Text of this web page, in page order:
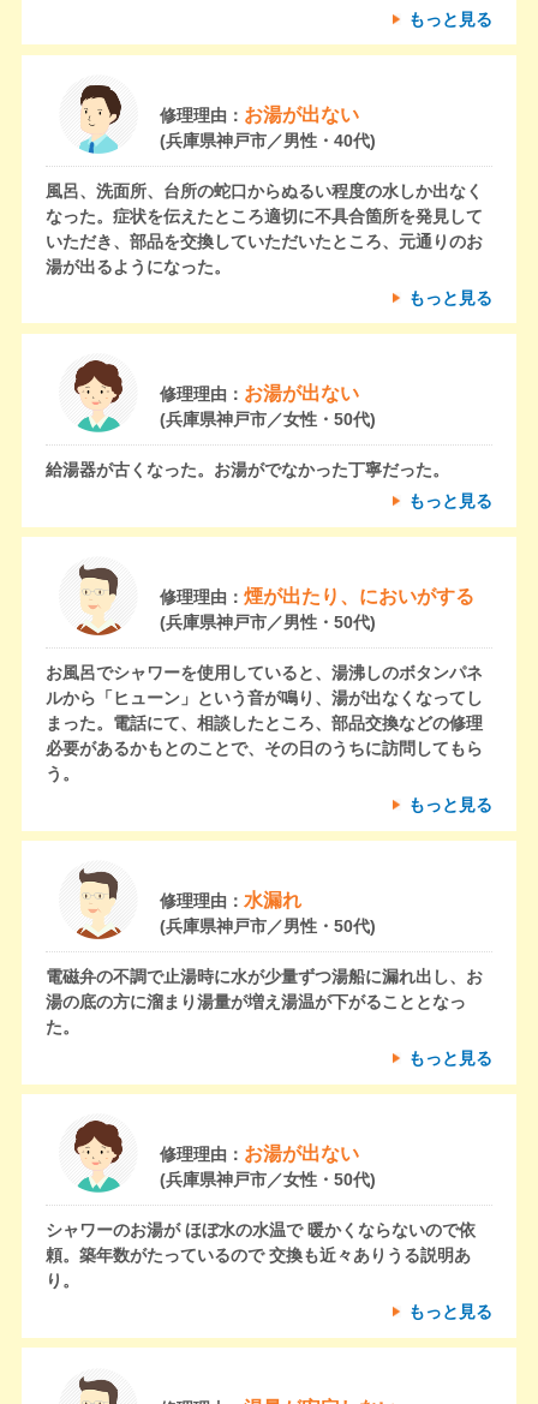
もっと見る
修理理由： お湯が出ない
(兵庫県神戸市／男性・40代)
風呂、洗面所、台所の蛇口からぬるい程度の水しか出なく
なった。症状を伝えたところ適切に不具合箇所を発見して
いただき、部品を交換していただいたところ、元通りのお
湯が出るようになった。
もっと見る
修理理由： お湯が出ない
(兵庫県神戸市／女性・50代)
給湯器が古くなった。お湯がでなかった丁寧だった。
もっと見る
修理理由： 煙が出たり、においがする
(兵庫県神戸市／男性・50代)
お風呂でシャワーを使用していると、湯沸しのボタンパネ
ルから「ヒューン」という音が鳴り、湯が出なくなってし
まった。電話にて、相談したところ、部品交換などの修理
必要があるかもとのことで、その日のうちに訪問してもら
う。
もっと見る
修理理由： 水漏れ
(兵庫県神戸市／男性・50代)
電磁弁の不調で止湯時に水が少量ずつ湯船に漏れ出し、お
湯の底の方に溜まり湯量が増え湯温が下がることとなっ
た。
もっと見る
修理理由： お湯が出ない
(兵庫県神戸市／女性・50代)
シャワーのお湯が ほぼ水の水温で 暖かくならないので依
頼。築年数がたっているので 交換も近々ありうる説明あ
り。
もっと見る